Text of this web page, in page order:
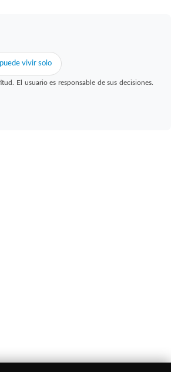
vivir solo
El usuario es responsable de sus decisiones.